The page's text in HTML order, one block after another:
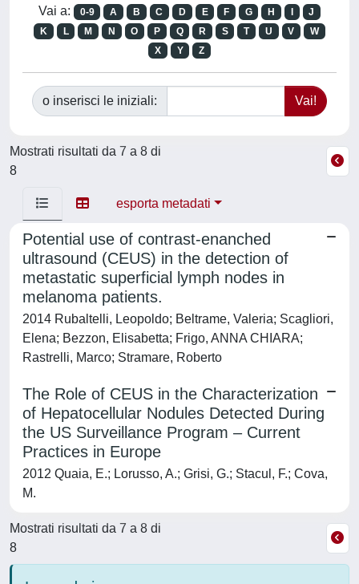
Vai a: 0-9 A B C D E F G H
J
K
L M N O P Q R S T U V
W
X
Y Z
o inserisci le iniziali:
Mostrati risultati da 7 a 8 di
8
esporta metadati
Potential use of contrast-enanched
ultrasound (CEUS) in the detection of
metastatic superficial lymph nodes in
melanoma patients.
2014 Rubaltelli, Leopoldo; Beltrame, Valeria; Scagliori,
Elena; Bezzon, Elisabetta; Frigo, ANNA CHIARA;
Rastrelli, Marco; Stramare, Roberto
The Role of CEUS in the Characterization
of Hepatocellular Nodules Detected During
the US Surveillance Program – Current
Practices in Europe
2012 Quaia, E.; Lorusso, A.; Grisi, G.; Stacul, F.; Cova,
M.
Mostrati risultati da 7 a 8 di
8